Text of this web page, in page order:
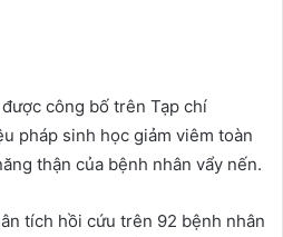
công bố trên Tạp chí
pháp sinh học giảm viêm toàn
thận của bệnh nhân vẩy nến.
tích hồi cứu trên 92 bệnh nhân